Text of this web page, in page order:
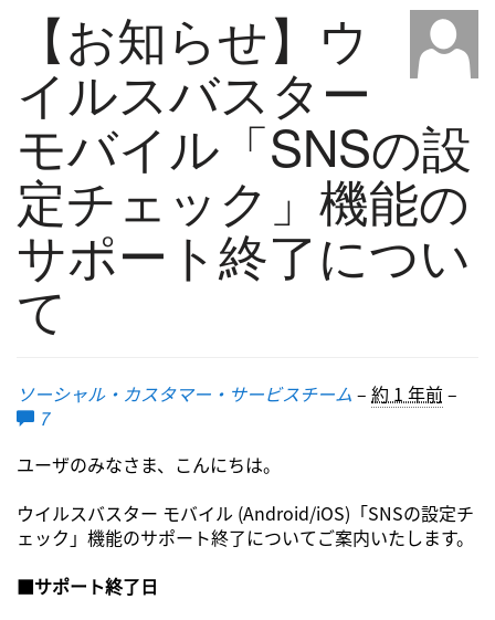
【お知らせ】ウ
イルスバスター
モバイル「SNSの設
定チェック」機能の
サポート終了につい
て
ソーシャル・カスタマー・サービスチーム – 約 1 年前–
7
ユーザのみなさま、こんにちは。
ウイルスバスター モバイル (Android/iOS)「SNSの設定チ
ェック」機能のサポート終了についてご案内いたします。
■サポート終了日